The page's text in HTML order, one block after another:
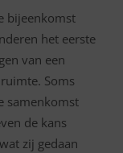
bijeenkomst
het eerste
van een
Soms
samenkomst
de kans
zij gedaan